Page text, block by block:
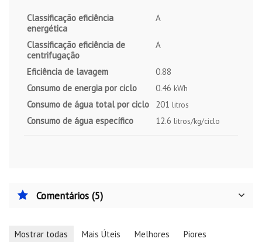
Classificação eficiência
energética
A
Classificação eficiência de
centrifugação
A
Eficiência de lavagem
0.88
Consumo de energia por ciclo
0.46 kWh
Consumo de água total por ciclo 201 litros
Consumo de água específico 12.6 litros/kg/ciclo
Comentários (5)
Mostrar todas Mais Úteis Melhores Piores